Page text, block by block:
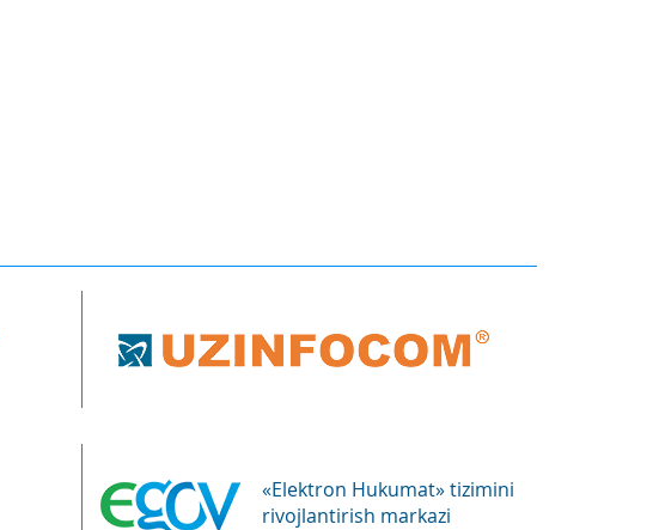
«Elektron Hukumat» tizimini
rivojlantirish markazi